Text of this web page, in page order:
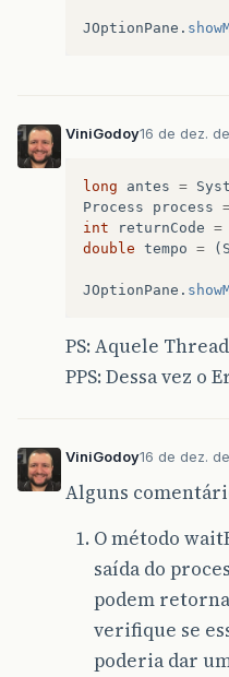
JOptionPane .
ViniGodoy16 de dez.
long antes =
Process
process
int
returnCode =
double tempo = (
JOptionPane .
PS: Aquele
PPS: Dessa vez o
ViniGodoy16 de dez.
Alguns
O método
saída do
podem
verifique se
poderia dar